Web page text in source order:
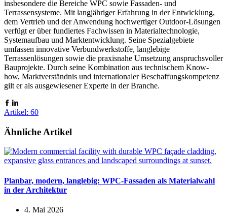
insbesondere die Bereiche WPC sowie Fassaden- und
Terrassensysteme. Mit langjähriger Erfahrung in der Entwicklung,
dem Vertrieb und der Anwendung hochwertiger Outdoor-Lösungen
verfügt er über fundiertes Fachwissen in Materialtechnologie,
Systemaufbau und Marktentwicklung. Seine Spezialgebiete
umfassen innovative Verbundwerkstoffe, langlebige
Terrassenlösungen sowie die praxisnahe Umsetzung anspruchsvoller
Bauprojekte. Durch seine Kombination aus technischem Know-
how, Marktverständnis und internationaler Beschaffungskompetenz
gilt er als ausgewiesener Experte in der Branche.
Artikel: 60
Ähnliche Artikel
Planbar, modern, langlebig: WPC-Fassaden als Materialwahl
in der Architektur
4. Mai 2026